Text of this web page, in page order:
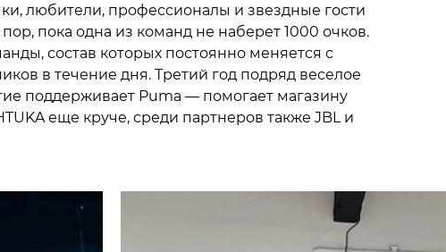
любители, профессионалы и звездные гости
пор, пока одна из команд не наберет 1000 очков.
состав которых постоянно меняется с
в течение дня. Третий год подряд веселое
поддерживает Puma — помогает магазину
еще круче, среди партнеров также JBL и